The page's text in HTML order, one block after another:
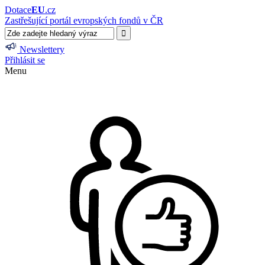
DotaceEU.cz
Zastřešující portál evropských fondů v ČR
Newslettery
Přihlásit se
Menu